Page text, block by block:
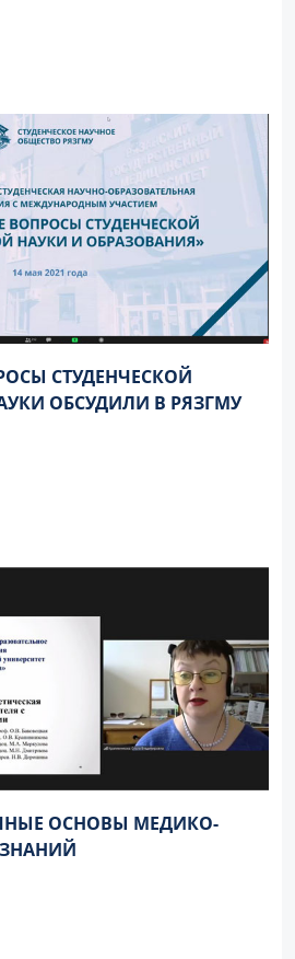
СТУДЕНЧЕСКОЙ
ОБСУДИЛИ В РЯЗГМУ
ОСНОВЫ МЕДИКО-